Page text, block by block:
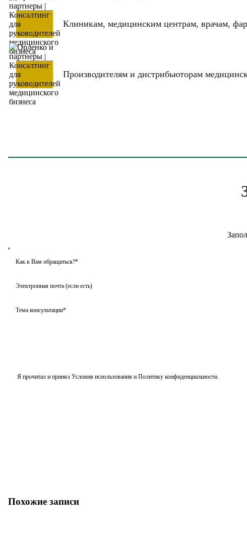
Клиникам, медицинским центрам, врачам,
Производителям и дистрибьюторам
Я прочитал и принял Условия использования и Политику конфиденциальности.
Похожие записи